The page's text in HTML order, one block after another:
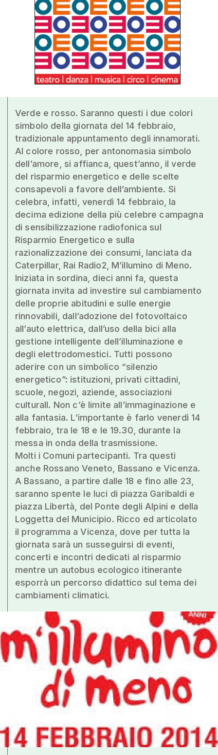
Verde e rosso. Saranno questi i due colori
simbolo della giornata del 14 febbraio,
tradizionale appuntamento degli innamorati.
Al colore rosso, per antonomasia simbolo
dell’amore, si affianca, quest’anno, il verde
del risparmio energetico e delle scelte
consapevoli a favore dell’ambiente. Si
celebra, infatti, venerdì 14 febbraio, la
decima edizione della più celebre campagna
di sensibilizzazione radiofonica sul
Risparmio Energetico e sulla
razionalizzazione dei consumi, lanciata da
Caterpillar, Rai Radio2, M’illumino di Meno.
Iniziata in sordina, dieci anni fa, questa
giornata invita ad investire sul cambiamento
delle proprie abitudini e sulle energie
rinnovabili, dall’adozione del fotovoltaico
all’auto elettrica, dall’uso della bici alla
gestione intelligente dell’illuminazione e
degli elettrodomestici. Tutti possono
aderire con un simbolico “silenzio
energetico”: istituzioni, privati cittadini,
scuole, negozi, aziende, associazioni
culturalI. Non c’è limite all’immaginazione e
alla fantasia. L’importante è farlo venerdì 14
febbraio, tra le 18 e le 19.30, durante la
messa in onda della trasmissione.
Molti i Comuni partecipanti. Tra questi
anche Rossano Veneto, Bassano e Vicenza.
A Bassano, a partire dalle 18 e fino alle 23,
saranno spente le luci di piazza Garibaldi e
piazza Libertà, del Ponte degli Alpini e della
Loggetta del Municipio. Ricco ed articolato
il programma a Vicenza, dove per tutta la
giornata sarà un susseguirsi di eventi,
concerti e incontri dedicati al risparmio
mentre un autobus ecologico itinerante
esporrà un percorso didattico sul tema dei
cambiamenti climatici.